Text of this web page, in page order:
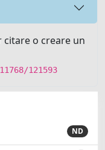
o creare un
121593
ND